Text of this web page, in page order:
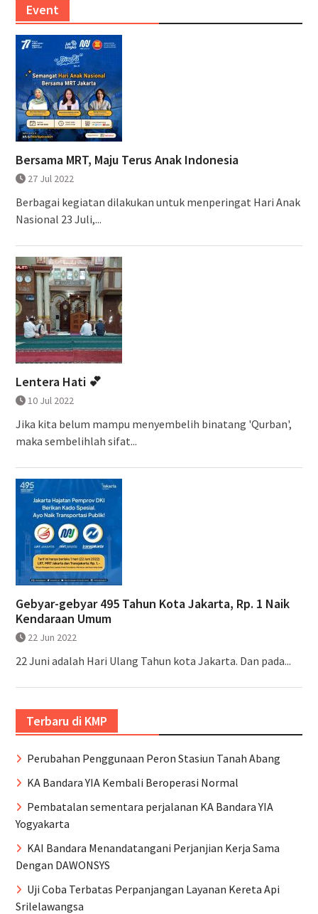
Event
Bersama MRT, Maju Terus Anak Indonesia
27 Jul 2022
Berbagai kegiatan dilakukan untuk menperingat Hari Anak
Nasional 23 Juli,...
Lentera Hati 💕
10 Jul 2022
Jika kita belum mampu menyembelih binatang 'Qurban',
maka sembelihlah sifat...
Gebyar-gebyar 495 Tahun Kota Jakarta, Rp. 1 Naik
Kendaraan Umum
22 Jun 2022
22 Juni adalah Hari Ulang Tahun kota Jakarta. Dan pada...
Terbaru di KMP
Perubahan Penggunaan Peron Stasiun Tanah Abang
KA Bandara YIA Kembali Beroperasi Normal
Pembatalan sementara perjalanan KA Bandara YIA
Yogyakarta
KAI Bandara Menandatangani Perjanjian Kerja Sama
Dengan DAWONSYS
Uji Coba Terbatas Perpanjangan Layanan Kereta Api
Srilelawangsa